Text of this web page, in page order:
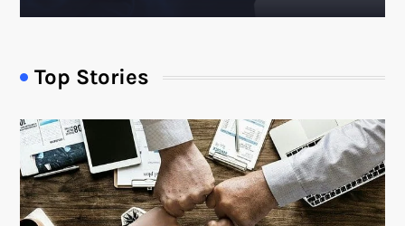
Top Stories